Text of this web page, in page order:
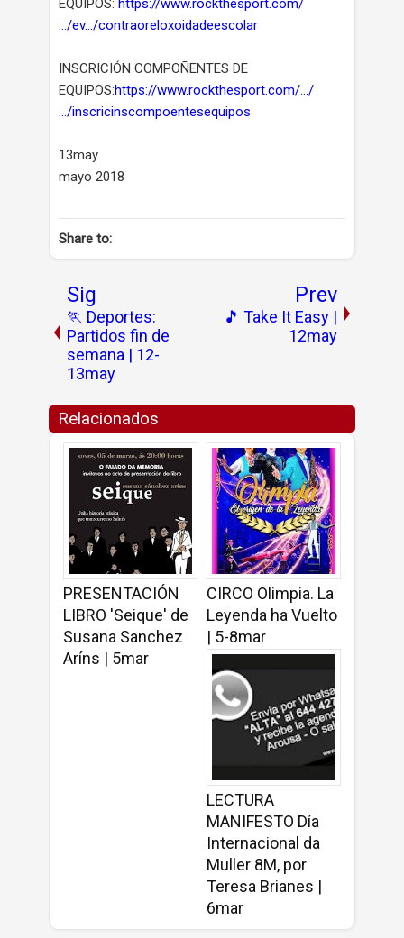
EQUIPOS: https://www.rockthesport.com/
…/ev…/contraoreloxoidadeescolar
INSCRICIÓN COMPOÑENTES DE
EQUIPOS:https://www.rockthesport.com/…/
…/inscricinscompoentesequipos
13may
mayo 2018
Share to:
Sig
🏃 Deportes:
Partidos fin de
semana | 12-
13may
Prev
🎵 Take It Easy |
12may
Relacionados
PRESENTACIÓN
LIBRO 'Seique' de
Susana Sanchez
Aríns | 5mar
CIRCO Olimpia. La
Leyenda ha Vuelto
| 5-8mar
LECTURA
MANIFESTO Día
Internacional da
Muller 8M, por
Teresa Brianes |
6mar